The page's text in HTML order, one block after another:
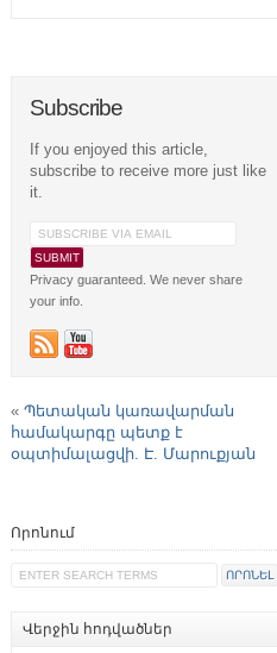
Subscribe
If you enjoyed this article,
subscribe to receive more just like
it.
Privacy guaranteed. We never share
your info.
« Պետական կառավարման
համակարգը պետք է
օպտիմալացվի. Է. Մարուքյան
Որոնում
Վերջին հոդվածներ